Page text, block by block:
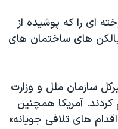
ای را که پوشیده از
های ساختمان های
سازمان ملل و وزارت
آمریکا همچنین
های تلافی جویانه»